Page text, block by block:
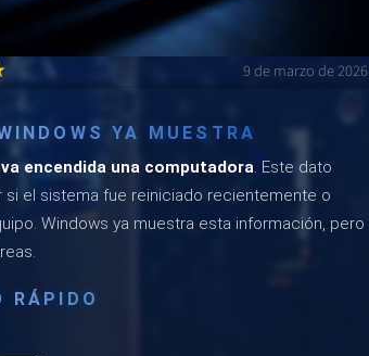
9 de marzo de 2026
YA MUESTRA
encendida una computadora. Este dato
el sistema fue reiniciado recientemente o
Windows ya muestra esta información, pero
RÁPIDO